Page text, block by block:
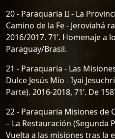
20 - Paraquaria II - La
Camino de la Fe - Jeroviahá
2016/2017. 71’. Homenaje a
Paraguay/Brasil.
21 - Paraquaria - Las
Dulce Jesús Mío - Iyai
Parte). 2016-2018, 71’. De
22 - Paraquaria Misiones de
– La Restauración (Segunda
Vuelta a las misiones tras la